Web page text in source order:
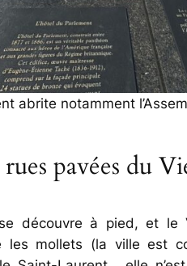
abrite notamment
rues pavées du
découvre à pied, et le
les mollets (la ville est